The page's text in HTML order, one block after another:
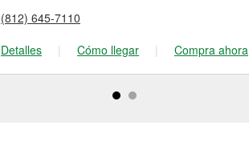
(812) 645-7110
Detalles
| Cómo llegar | Compra ahora